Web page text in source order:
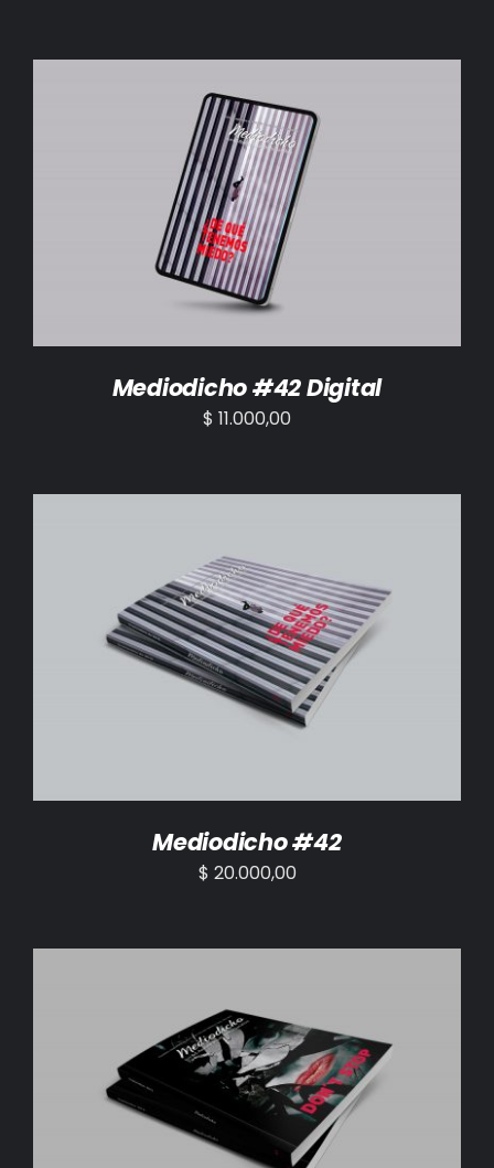
AÑADIR AL CARRITO /
Mediodicho #42 Digital
$ 11.000,00
AÑADIR AL CARRITO / DETALLES
Mediodicho #42
$ 20.000,00
AÑADIR AL CARRITO / DETALLES